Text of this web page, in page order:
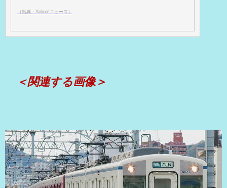
（出典：Yahoo!ニュース）
＜関連する画像＞